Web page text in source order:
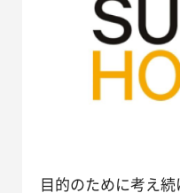
目的のために考え続